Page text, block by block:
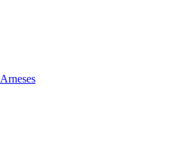
Arneses